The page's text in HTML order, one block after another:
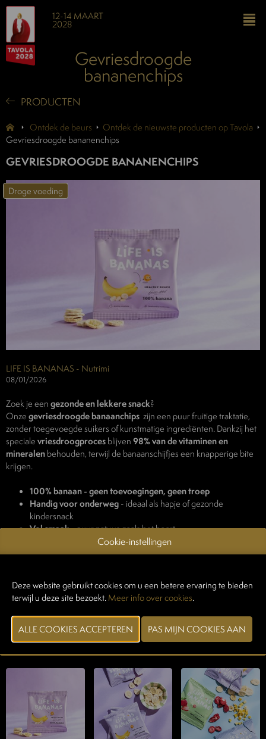
12-14 MAART
2028
Gevriesdroogde
bananenchips
PRODUCTEN
Ontdek de beurs
Ontdek de nieuwste producten op Tavola
Gevriesdroogde bananenchips
GEVRIESDROOGDE BANANENCHIPS
Droge voeding
LIFE IS BANANAS - Nutrimi
08/01/2026
Zoek je eengezonde en lekkere snack?
Onzegevriesdroogde banaanchips zijn een puur fruitige traktatie,
zonder toegevoegde suikers of kunstmatige ingrediënten. Dankzij het
specialevriesdroogprocesblijven98% van de vitaminen en
mineralenbehouden, terwijl de banaanschijfjes een knapperige bite
krijgen.
100% banaan - geen toevoegingen, geen troep
Handig voor onderweg- ideaal als hapje of gezonde
kindersnack
Vol smaak- puur natuur, zoals het hoort
Waarom kiezen voor gevriesdroogde banaanchips?
Ze smelten in de mond, waardoor ze veilig zijn voor jonge
kinderen. Ideaal alstussendoortje, smoothie-topping, bij
jegranolaof in de yoghurt!
CONTACTEER EXPOSANT
Cookie-instellingen
Deze website gebruikt cookies om u een betere ervaring te bieden
terwijl u deze site bezoekt.Meer info over cookies.